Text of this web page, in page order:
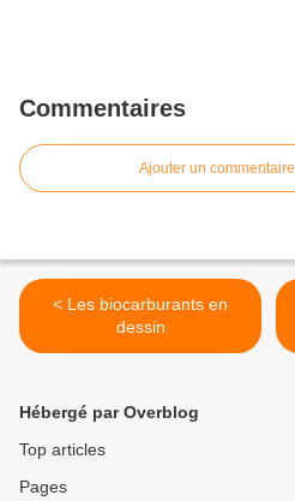
Commentaires
Ajouter un commentaire
< Les biocarburants en
dessin
Hébergé par Overblog
Top articles
Pages